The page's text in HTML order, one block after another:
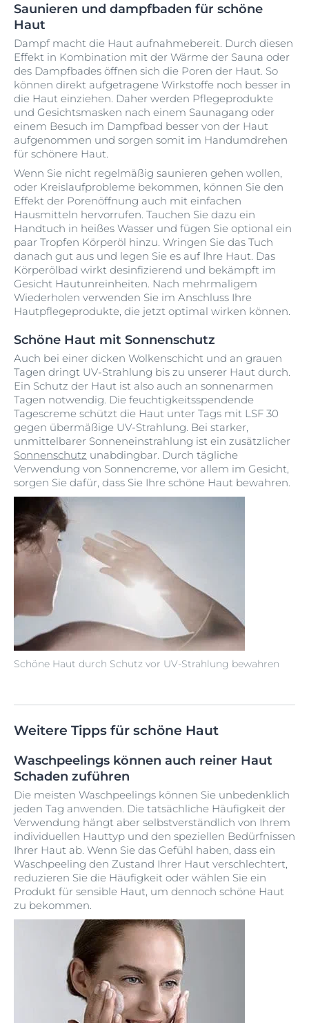
Saunieren und dampfbaden für schöne
Haut
Dampf macht die Haut aufnahmebereit. Durch diesen
Effekt in Kombination mit der Wärme der Sauna oder
des Dampfbades öffnen sich die Poren der Haut. So
können direkt aufgetragene Wirkstoffe noch besser in
die Haut einziehen. Daher werden Pflegeprodukte
und Gesichtsmasken nach einem Saunagang oder
einem Besuch im Dampfbad besser von der Haut
aufgenommen und sorgen somit im Handumdrehen
für schönere Haut.
Wenn Sie nicht regelmäßig saunieren gehen wollen,
oder Kreislaufprobleme bekommen, können Sie den
Effekt der Porenöffnung auch mit einfachen
Hausmitteln hervorrufen. Tauchen Sie dazu ein
Handtuch in heißes Wasser und fügen Sie optional ein
paar Tropfen Körperöl hinzu. Wringen Sie das Tuch
danach gut aus und legen Sie es auf Ihre Haut. Das
Körperölbad wirkt desinfizierend und bekämpft im
Gesicht Hautunreinheiten. Nach mehrmaligem
Wiederholen verwenden Sie im Anschluss Ihre
Hautpflegeprodukte, die jetzt optimal wirken können.
Schöne Haut mit Sonnenschutz
Schöne Haut durch Schutz vor UV-Strahlung bewahren
Auch bei einer dicken Wolkenschicht und an grauen
Tagen dringt UV-Strahlung bis zu unserer Haut durch.
Ein Schutz der Haut ist also auch an sonnenarmen
Tagen notwendig. Die feuchtigkeitsspendende
Tagescreme schützt die Haut unter Tags mit LSF 30
gegen übermäßige UV-Strahlung. Bei starker,
unmittelbarer Sonneneinstrahlung ist ein zusätzlicher
Sonnenschutz unabdingbar. Durch tägliche
Verwendung von Sonnencreme, vor allem im Gesicht,
sorgen Sie dafür, dass Sie Ihre schöne Haut bewahren.
Weitere Tipps für schöne Haut
Waschpeelings können auch reiner Haut
Schaden zuführen
Die meisten Waschpeelings können Sie unbedenklich
jeden Tag anwenden. Die tatsächliche Häufigkeit der
Verwendung hängt aber selbstverständlich von Ihrem
individuellen Hauttyp und den speziellen Bedürfnissen
Ihrer Haut ab. Wenn Sie das Gefühl haben, dass ein
Waschpeeling den Zustand Ihrer Haut verschlechtert,
reduzieren Sie die Häufigkeit oder wählen Sie ein
Produkt für sensible Haut, um dennoch schöne Haut
zu bekommen.